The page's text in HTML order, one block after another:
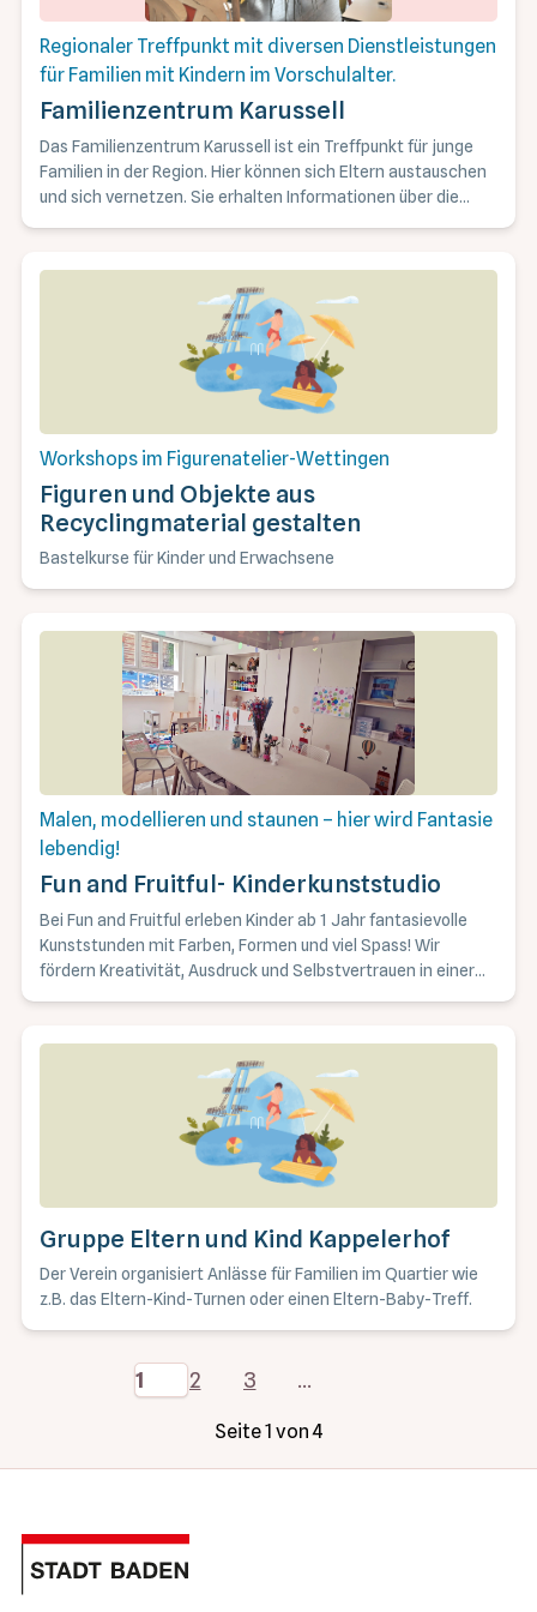
entdecken. Mein Themen-Input folgt auf diese spannende
und entspannte Freispiel-Phase und lässt als Abschluss Zeit
für Fragen und Gespräche. Dabei können die Kinder
weiterhin den Raum frei erkunden. Mögliche Themen: -
und Bewegungsentwicklung - Essen & Trinken- Sprache und
Kommunikation - Achtsame Berührungen und Begleitung -
Weitere Themen die euch interessieren
Familienzentrum Karussell
Regionaler Treffpunkt mit diversen Dienstleistungen
für Familien mit Kindern im Vorschulalter.
Das Familienzentrum Karussell ist ein Treffpunkt für junge
Familien in der Region. Hier können sich Eltern austauschen
und sich vernetzen. Sie erhalten Informationen über die
Aktivitäten, Elternbildung, Krabbelgruppen, Spielgruppen,
Kinderbrocki, Kindercoiffeuse, Väter-Kinder-Frühstück,
Basteln und vieles mehr.
Figuren und Objekte aus
Recyclingmaterial gestalten
Workshops im Figurenatelier-Wettingen
Bastelkurse für Kinder und Erwachsene
Fun and Fruitful- Kinderkunststudio
Malen, modellieren und staunen – hier wird Fantasie
lebendig!
Bei Fun and Fruitful erleben Kinder ab 1 Jahr fantasievolle
Kunststunden mit Farben, Formen und viel Spass! Wir
fördern Kreativität, Ausdruck und Selbstvertrauen in einer
Gruppe Eltern und Kind Kappelerhof
Der Verein organisiert Anlässe für Familien im Quartier wie
z.B. das Eltern-Kind-Turnen oder einen Eltern-Baby-Treff.
1 2 3 …
Seite 1 von 4